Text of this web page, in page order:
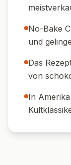
No-Bake
und
Das
von
In